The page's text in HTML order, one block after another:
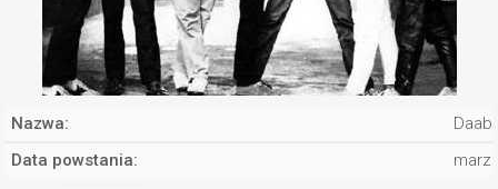
Nazwa:
Daab
Data powstania: